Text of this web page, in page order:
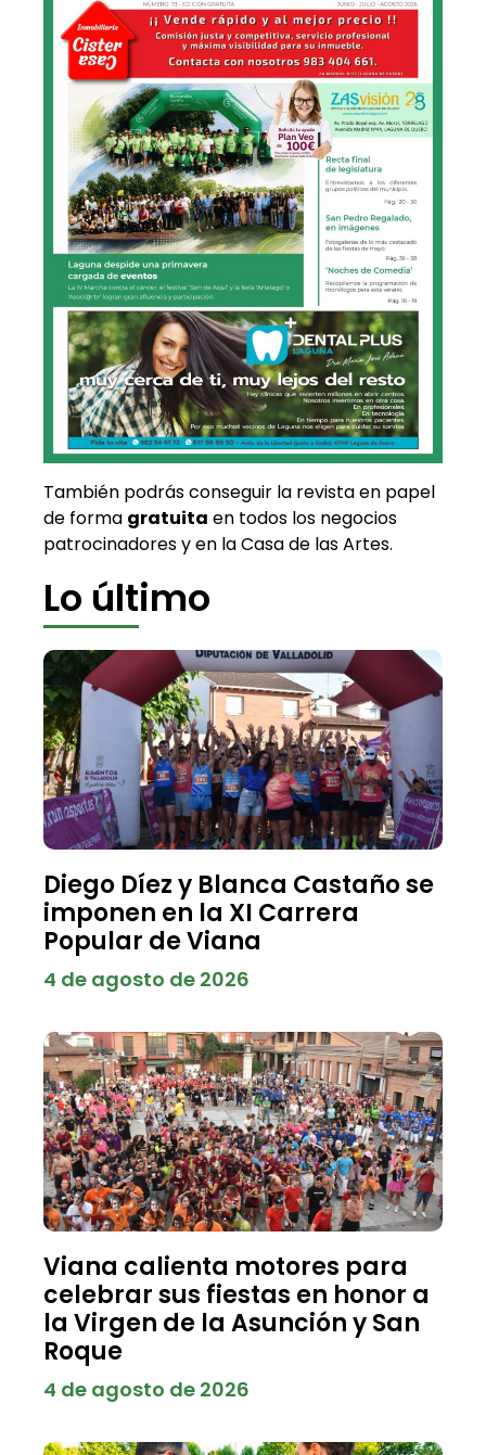
También podrás conseguir la revista en papel
de forma gratuita en todos los negocios
patrocinadores y en la Casa de las Artes.
Lo último
Diego Díez y Blanca Castaño se
imponen en la XI Carrera
Popular de Viana
4 de agosto de 2026
Viana calienta motores para
celebrar sus fiestas en honor a
la Virgen de la Asunción y San
Roque
4 de agosto de 2026